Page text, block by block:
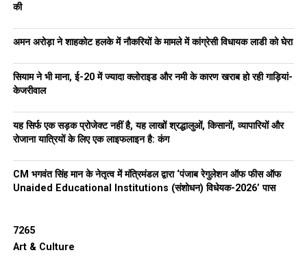
दी जाएगी, ताकि वो अपना खुद का काम शुरू कर सकें और अपने परिवार को
भी संभाल सकें।
युवाओं को मिलेगा आत्मविश्वास,समाज में नई पहचान
यह कार्यक्रम सिर्फ हुनर सिखाने तक सीमित नहीं है।
आत्मविश्वास
सम्मान
एक नई पहचान
देता है, जिससे वे दोबारा नशे की तरफ न जाएँ और समाज की मुख्यधारा में
की
अमन अरोड़ा ने शाहकोट हलके में नौकरियों के मामले में कांग्रेसी विधायक लाडी को घेरा
सियाम ने भी माना, ई-20 में ज्यादा क्लोराइड और नमी के कारण खराब हो रही गाड़ियां-
केजरीवाल
यह सिर्फ एक सड़क प्रोजेक्ट नहीं है, यह लाखों श्रद्धालुओं, किसानों, व्यापारियों और
रोजाना यात्रियों के लिए एक लाइफलाइन है: कंग
CM भगवंत सिंह मान के नेतृत्व में मंत्रिमंडल द्वारा ‘पंजाब रेगुलेशन ऑफ फीस ऑफ
Unaided Educational Institutions (संशोधन) विधेयक-2026’ पास
7265
Art & Culture